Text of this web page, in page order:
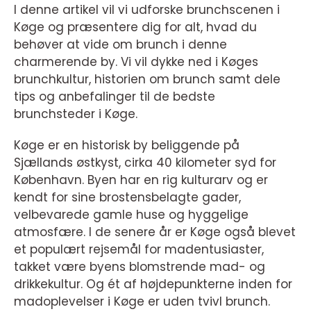
I denne artikel vil vi udforske brunchscenen i
Køge og præsentere dig for alt, hvad du
behøver at vide om brunch i denne
charmerende by. Vi vil dykke ned i Køges
brunchkultur, historien om brunch samt dele
tips og anbefalinger til de bedste
brunchsteder i Køge.
Køge er en historisk by beliggende på
Sjællands østkyst, cirka 40 kilometer syd for
København. Byen har en rig kulturarv og er
kendt for sine brostensbelagte gader,
velbevarede gamle huse og hyggelige
atmosfære. I de senere år er Køge også blevet
et populært rejsemål for madentusiaster,
takket være byens blomstrende mad- og
drikkekultur. Og ét af højdepunkterne inden for
madoplevelser i Køge er uden tvivl brunch.